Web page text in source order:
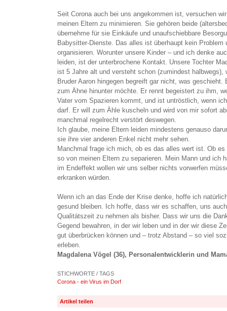
Seit Corona auch bei uns angekommen ist, versuchen
meinen Eltern zu minimieren. Sie gehören beide
übernehme für sie Einkäufe und unaufschiebbare
Babysitter-Dienste. Das alles ist überhaupt kein
organisieren. Worunter unsere Kinder – und ich denke
leiden, ist der unterbrochene Kontakt. Unsere Tochter
ist 5 Jahre alt und versteht schon (zumindest halbwegs),
Bruder Aaron hingegen begreift gar nicht, was
zum Ähne hinunter möchte. Er rennt begeistert zu ihm,
Vater vom Spazieren kommt, und ist untröstlich, wenn
darf. Er will zum Ähle kuscheln und wird von mir sofort
manchmal regelrecht verstört deswegen.
Ich glaube, meine Eltern leiden mindestens genauso
sie ihre vier anderen Enkel nicht mehr sehen.
Manchmal frage ich mich, ob es das alles wert ist. Ob
so von meinen Eltern zu separieren. Mein Mann und ich
im Endeffekt wollen wir uns selber nichts vorwerfen
erkranken würden.
Wenn ich an das Ende der Krise denke, hoffe ich
gesund bleiben. Ich hoffe, dass wir es schaffen, uns
Qualitätszeit zu nehmen als bisher. Dass wir uns die
Gegend bewahren, in der wir leben und in der wir diese
gut überbrücken können und – trotz Abstand – so viel
erleben.
Magdalena Vögel (36), Personalentwicklerin und
STICHWORTE / TAGS
Corona - ein Virus im Dorf
Artikel teilen